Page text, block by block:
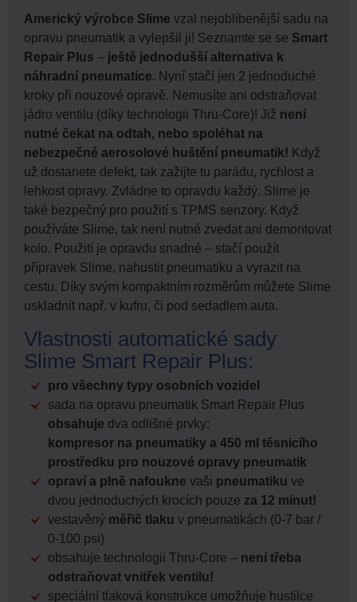
Americký výrobce Slime vzal nejoblíbenější sadu na
opravu pneumatik a vylepšil ji! Seznamte se se Smart
Repair Plus – ještě jednodušší alternativa k
náhradní pneumatice. Nyní stačí jen 2 jednoduché
kroky při nouzové opravě. Nemusíte ani odstraňovat
jádro ventilu (díky technologii Thru-Core)! Již není
nutné čekat na odtah, nebo spoléhat na
nebezpečné aerosolové huštění pneumatik! Když
už dostanete defekt, tak zažijte tu parádu, rychlost a
lehkost opravy. Zvládne to opravdu každý. Slime je
také bezpečný pro použití s TPMS senzory. Když
používáte Slime, tak není nutné zvedat ani demontovat
kolo. Použití je opravdu snadné – stačí použít
přípravek Slime, nahustit pneumatiku a vyrazit na
cestu. Díky svým kompaktním rozměrům můžete Slime
uskladnit např. v kufru, či pod sedadlem auta.
Vlastnosti automatické sady
Slime Smart Repair Plus:
pro všechny typy osobních vozidel
sada na opravu pneumatik Smart Repair Plus
obsahuje dva odlišné prvky:
kompresor na pneumatiky a 450 ml těsnicího
prostředku pro nouzové opravy pneumatik
opraví a plně nafoukne vaši pneumatiku ve
dvou jednoduchých krocích pouze za 12 minut!
vestavěný měřič tlaku v pneumatikách (0-7 bar /
0-100 psi)
obsahuje technologii Thru-Core – není třeba
odstraňovat vnitřek ventilu!
speciální tlaková konstrukce umožňuje hustilce